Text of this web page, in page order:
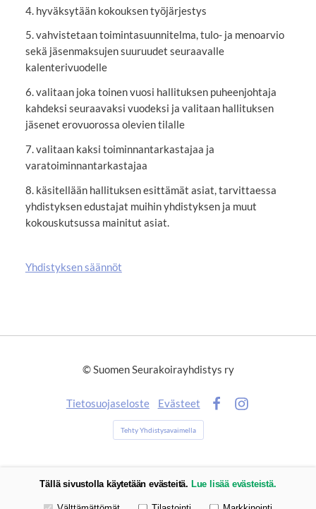
4. hyväksytään kokouksen työjärjestys
5. vahvistetaan toimintasuunnitelma, tulo- ja menoarvio
sekä jäsenmaksujen suuruudet seuraavalle
kalenterivuodelle
6. valitaan joka toinen vuosi hallituksen puheenjohtaja
kahdeksi seuraavaksi vuodeksi ja valitaan hallituksen
jäsenet erovuorossa olevien tilalle
7. valitaan kaksi toiminnantarkastajaa ja
varatoiminnantarkastajaa
8. käsitellään hallituksen esittämät asiat, tarvittaessa
yhdistyksen edustajat muihin yhdistyksen ja muut
kokouskutsussa mainitut asiat.
Yhdistyksen säännöt
© Suomen Seurakoirayhdistys ry
Tietosuojaseloste
Evästeet
Tehty Yhdistysavaimella
Tällä sivustolla käytetään evästeitä. Lue lisää evästeistä.
Valitse käytettävät evästeet